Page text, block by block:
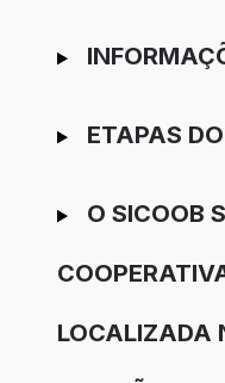
ETAPAS
O SICOOB
LOCALIZADA